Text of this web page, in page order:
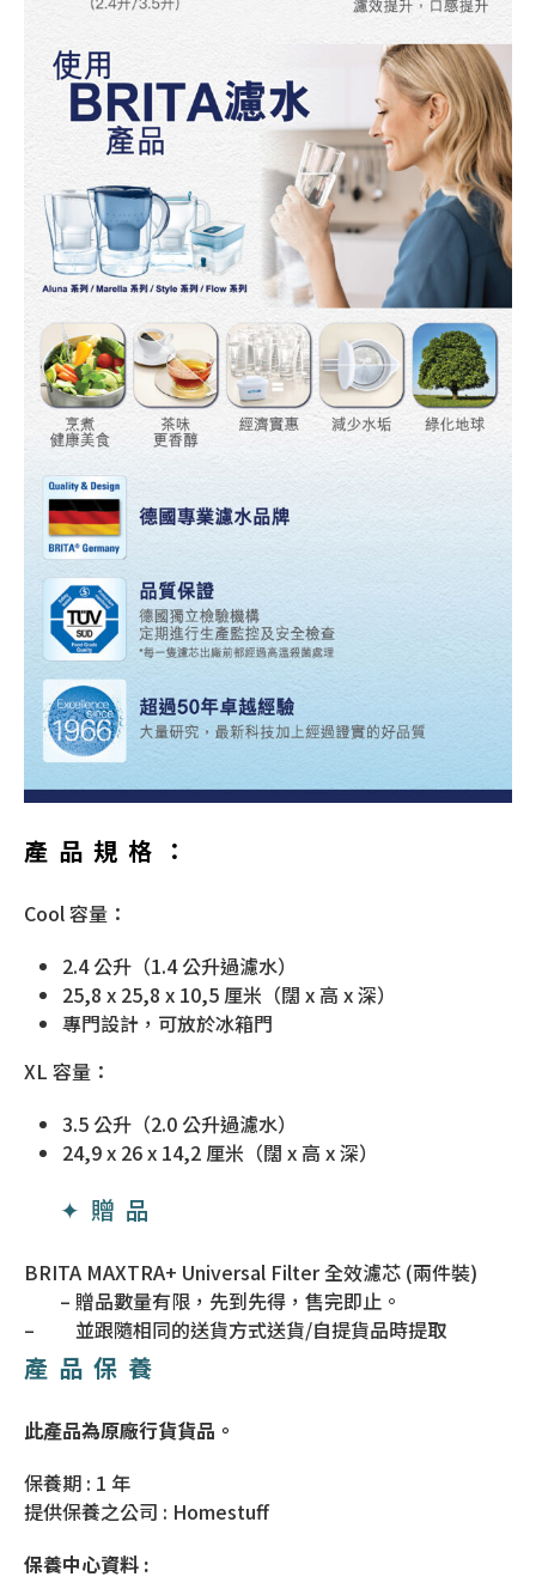
產品規格：
Cool 容量：
2.4 公升（1.4 公升過濾水）
25,8 x 25,8 x 10,5 厘米（闊 x 高 x 深）
專門設計，可放於冰箱門
XL 容量：
3.5 公升（2.0 公升過濾水）
24,9 x 26 x 14,2 厘米（闊 x 高 x 深）
✦贈品
BRITA MAXTRA+ Universal Filter 全效濾芯 (兩件裝)
– 贈品數量有限，先到先得，售完即止。
–
並跟隨相同的送貨方式送貨/自提貨品時提取
產品保養
此產品為原廠行貨貨品。
保養期 : 1 年
提供保養之公司 : Homestuff
保養中心資料 :